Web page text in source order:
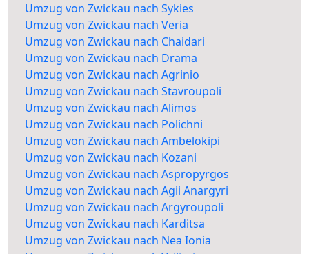
Umzug von Zwickau nach Sykies
Umzug von Zwickau nach Veria
Umzug von Zwickau nach Chaidari
Umzug von Zwickau nach Drama
Umzug von Zwickau nach Agrinio
Umzug von Zwickau nach Stavroupoli
Umzug von Zwickau nach Alimos
Umzug von Zwickau nach Polichni
Umzug von Zwickau nach Ambelokipi
Umzug von Zwickau nach Kozani
Umzug von Zwickau nach Aspropyrgos
Umzug von Zwickau nach Agii Anargyri
Umzug von Zwickau nach Argyroupoli
Umzug von Zwickau nach Karditsa
Umzug von Zwickau nach Nea Ionia